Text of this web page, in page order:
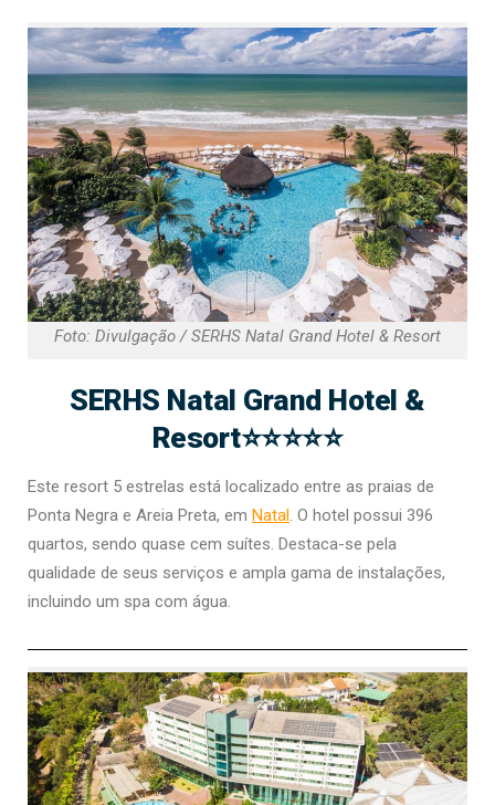
Foto: Divulgação / SERHS Natal Grand Hotel & Resort
SERHS Natal Grand Hotel &
Resort⭐⭐⭐⭐⭐
Este resort 5 estrelas está localizado entre as praias de
Ponta Negra e Areia Preta, em Natal . O hotel possui 396
quartos, sendo quase cem suítes. Destaca-se pela
qualidade de seus serviços e ampla gama de instalações,
incluindo um spa com água​​.